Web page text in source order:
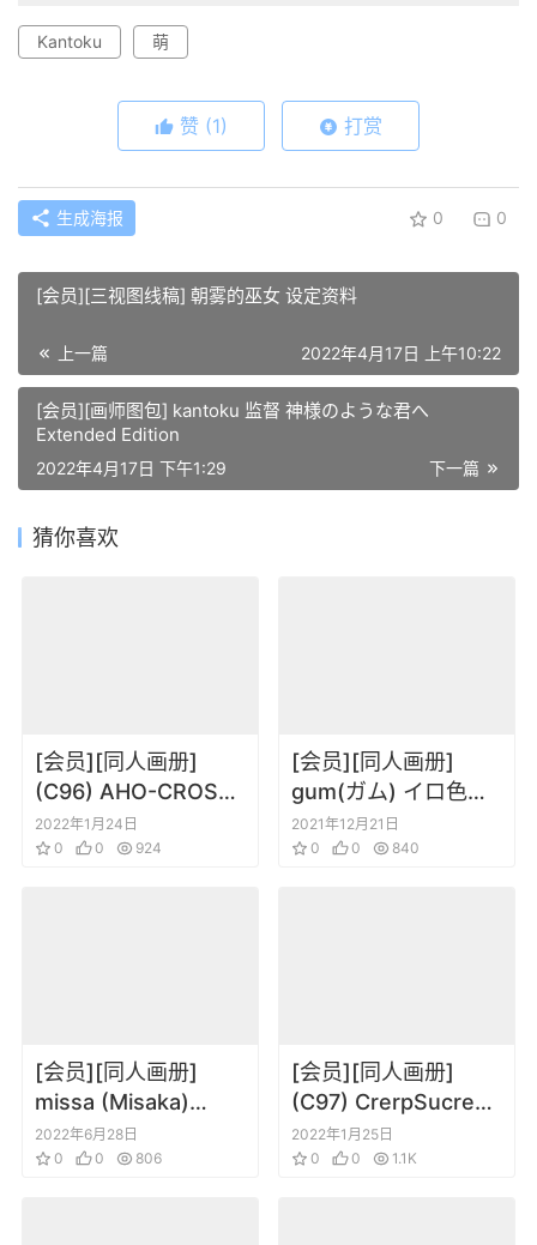
Kantoku 萌
赞 (1) 打赏
生成海报 0 0
[会员][三视图线稿] 朝雾的巫女 设定资料
上一篇 2022年4月17日 上午10:22
[会员][画师图包] kantoku 监督 神様のような君へ
Extended Edition
下一篇
2022年4月17日 下午1:29
猜你喜欢
[会员][同人画册]
(C96) AHO-CROSS
(神冈ちろる) CLEAN
HIT
2022年1月24日
0
0 924
[会员][同人画册]
gum(ガム) イロ色い
っぱい!
2021年12月21日
0
0 840
[会员][同人画册]
missa (Misaka)
Shitei dokuhon (Yu-
Gi-Oh!)
2022年6月28日
0
0 806
[会员][同人画册]
(C97) CrerpSucre
(くれ～ぷ)
CrerpSucre
2022年1月25日
0
0 1.1K